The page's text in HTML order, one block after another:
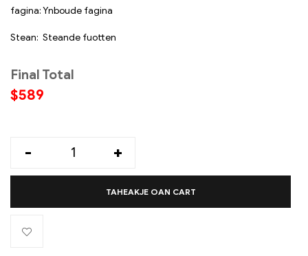
fagina: Ynboude fagina
Stean: Steande fuotten
Final Total
$589
- +
TAHEAKJE OAN CART